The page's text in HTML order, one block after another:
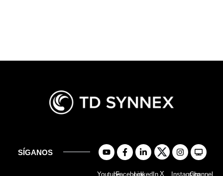
SÍGANOS
YoutubeFacebookLinkedIn X InstagramChannel